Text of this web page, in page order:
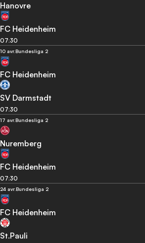
Hanovre
FC Heidenheim
07:30
10 avr.Bundesliga 2
FC Heidenheim
SV Darmstadt
07:30
17 avr.Bundesliga 2
Nuremberg
FC Heidenheim
07:30
24 avr.Bundesliga 2
FC Heidenheim
St.Pauli